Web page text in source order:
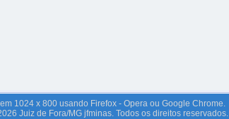
1024 x 800 usando Firefox - Opera ou Google Chrome.
Juiz de Fora/MG jfminas. Todos os direitos reservados.